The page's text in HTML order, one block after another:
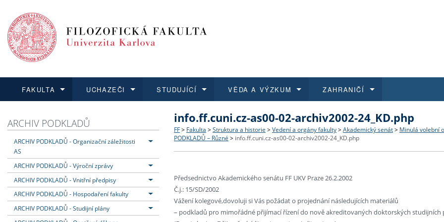
FAKULTA
Dozvědět se více
Struktura a historie
Fakultní školy FF UK
UCHAZEČI
Podat přihlášku
Co studovat a jak se přihlásit
STUDUJÍCÍ
Dozvědět se více
Bakalářské a magisterské studium
VĚDA A VÝZKUM
Dozvědět se více
O vědě a výzkumu na FF UK
ZAHRANIČÍ
Dozvědět se více
Aktuální nabídky a výběrová řízení
ARCHIV PODKLADŮ
ARCHIV PODKLADŮ - Organizační záležitosti
AS
ARCHIV PODKLADŮ - Výroční zprávy
ARCHIV PODKLADŮ - Vnitřní předpisy
ARCHIV PODKLADŮ - Hospodaření fakulty
ARCHIV PODKLADŮ - Studijní plány
info.ff.cuni.cz-as00-02-archiv2002-24_KD.php
FF > Fakulta > Struktura a historie > Vedení a orgány fakulty > Akademický senát > Minulá volební
PODKLADŮ – Různé > info.ff.cuni.cz-as00-02-archiv2002-24_KD.php
Předsednictvo Akademického senátu FF UKV Praze 26.2.2002
Č.j.: 15/SD/2002
Vážení kolegové,dovoluji si Vás požádat o projednání následujících materiálů
– podkladů pro mimořádné přijímací řízení do nově akreditovaných doktorských studijních